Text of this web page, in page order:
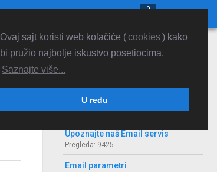
0
Ovaj sajt koristi web kolačiće (cookies) kako
bi pružio najbolje iskustvo posetiocima.
Saznajte više...
U redu
NAJVIŠE PREGLEDA
Pregleda: 10343
Upoznajte naš Email servis
Pregleda: 9425
Email parametri